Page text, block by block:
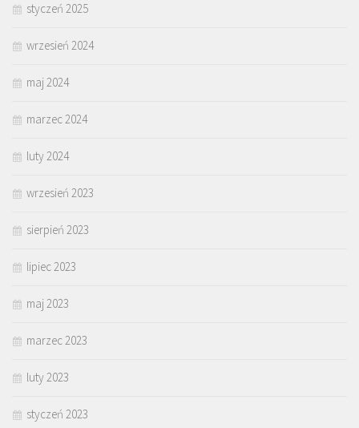
styczeń 2025
wrzesień 2024
maj 2024
marzec 2024
luty 2024
wrzesień 2023
sierpień 2023
lipiec 2023
maj 2023
marzec 2023
luty 2023
styczeń 2023